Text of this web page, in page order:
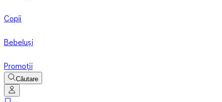
Copii
Bebeluși
Promoții
Căutare